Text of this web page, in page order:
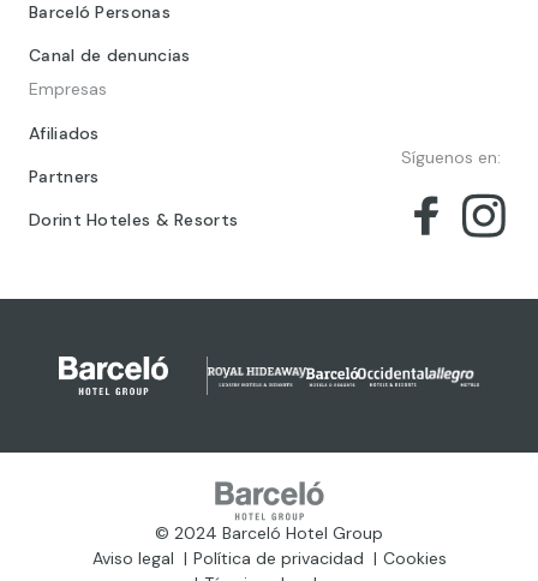
Barceló Personas
Canal de denuncias
Empresas
Afiliados
Partners
Dorint Hoteles & Resorts
Síguenos en:
© 2024 Barceló Hotel Group
Aviso legal
Política de privacidad
Cookies